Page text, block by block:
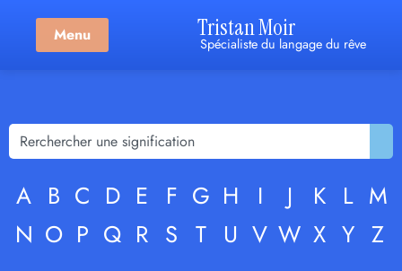
Menu Tristan Moir
Spécialiste du langage du rêve
A B C D E F G H I J K L M
N O P Q R S T U V W X Y Z